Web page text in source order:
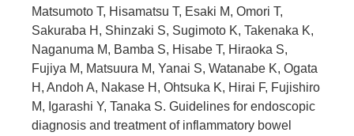
Matsumoto T, Hisamatsu T, Esaki M, Omori T,
Sakuraba H, Shinzaki S, Sugimoto K, Takenaka K,
Naganuma M, Bamba S, Hisabe T, Hiraoka S,
Fujiya M, Matsuura M, Yanai S, Watanabe K, Ogata
H, Andoh A, Nakase H, Ohtsuka K, Hirai F, Fujishiro
M, Igarashi Y, Tanaka S. Guidelines for endoscopic
diagnosis and treatment of inflammatory bowel